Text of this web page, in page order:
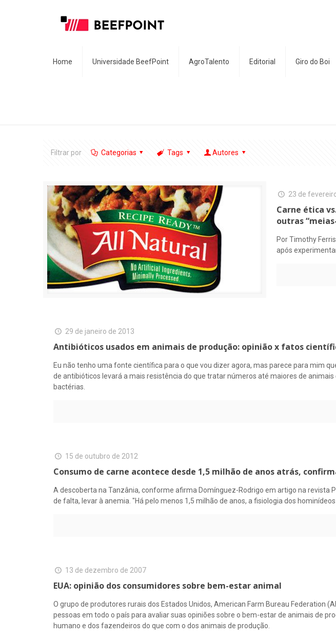
Home Universidade BeefPoint AgroTalento Editorial Giro do Boi
Filtrar por Categorias Tags Autores
23 de
Carne ética
outras
Por Timothy
após
29 de janeiro de 2013
Antibióticos usados em animais de produção: opinião x fatos
Eu não tenho uma fonte científica para o que vou dizer agora, mas parece para mim
de antibióticos levará a mais resistência do que tratar números até maiores de
bactérias.
15 de outubro de 2012
Consumo de carne acontece desde 1,5 milhão de anos atrás,
A descoberta na Tanzânia, conforme afirma Domínguez-Rodrigo em artigo na revista
de falta, levar à anemia. "Há pelo menos 1,5 milhão de anos, a fisiologia dos
13 de dezembro de 2007
EUA: opinião dos consumidores sobre bem-estar animal
O grupo de produtores rurais dos Estados Unidos, American Farm Bureau Federation
pessoas em todo o país para avaliar suas opiniões sobre o bem-estar de animais de
humano e dos fazendeiros do que com o dos animais de produção.